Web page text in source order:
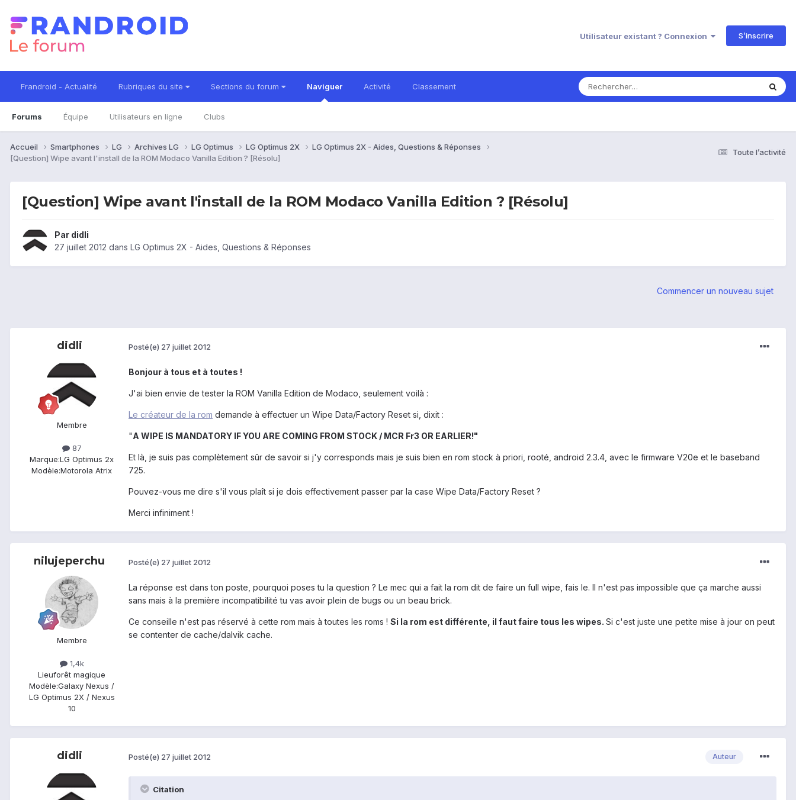
Utilisateur existant ? Connexion S’inscrire
Frandroid - Actualité Rubriques du site Sections du forum Naviguer
Forums Équipe Utilisateurs en ligne Clubs
Activité Classement
Toute l’activité
Accueil Smartphones LG Archives LG LG Optimus LG Optimus 2X
LG Optimus 2X - Aides, Questions & Réponses
[Question] Wipe avant l'install de la ROM Modaco Vanilla Edition ? [Résolu]
[Question] Wipe avant l'install de la ROM Modaco Vanilla Edition ? [Résolu]
Par didli
27 juillet 2012 dans LG Optimus 2X - Aides, Questions & Réponses
Commencer un nouveau sujet
didli
Membre
87
Marque:LG Optimus 2x
Modèle:Motorola Atrix
Posté(e) 27 juillet 2012
Bonjour à tous et à toutes !
J'ai bien envie de tester la ROM Vanilla Edition de Modaco, seulement voilà :
Le créateur de la rom demande à effectuer un Wipe Data/Factory Reset si, dixit :
"A WIPE IS MANDATORY IF YOU ARE COMING FROM STOCK / MCR Fr3 OR EARLIER!"
Et là, je suis pas complètement sûr de savoir si j'y corresponds mais je suis bien en rom stock à priori, rooté, android 2.3.4, avec le firmware V20e et le baseband
725.
Pouvez-vous me dire s'il vous plaît si je dois effectivement passer par la case Wipe Data/Factory Reset ?
Merci infiniment !
nilujeperchu
Membre
1,4k
Lieuforêt magique
Modèle:Galaxy Nexus /
LG Optimus 2X / Nexus
10
Posté(e) 27 juillet 2012
La réponse est dans ton poste, pourquoi poses tu la question ? Le mec qui a fait la rom dit de faire un full wipe, fais le. Il n'est pas impossible que ça marche aussi
sans mais à la première incompatibilité tu vas avoir plein de bugs ou un beau brick.
Ce conseille n'est pas réservé à cette rom mais à toutes les roms ! Si la rom est différente, il faut faire tous les wipes. Si c'est juste une petite mise à jour on peut
se contenter de cache/dalvik cache.
didli Auteur
Posté(e) 27 juillet 2012
Citation